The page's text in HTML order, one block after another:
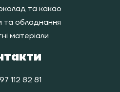
та какао
та обладнання
матеріали
112 82 81